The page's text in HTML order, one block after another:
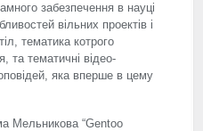
забезпечення в науці
вільних проектів і
тематика котрого
та тематичні відео-
яка вперше в цему
Мельникова “Gentoo